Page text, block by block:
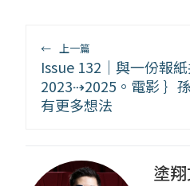
← 上一篇
Issue 132｜與一份報
2023⇢2025。電影 ｝
有更多想法
塗